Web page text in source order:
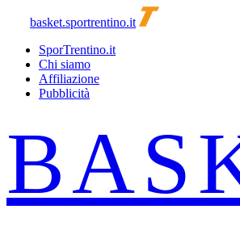
basket.sportrentino.it
SporTrentino.it
Chi siamo
Affiliazione
Pubblicità